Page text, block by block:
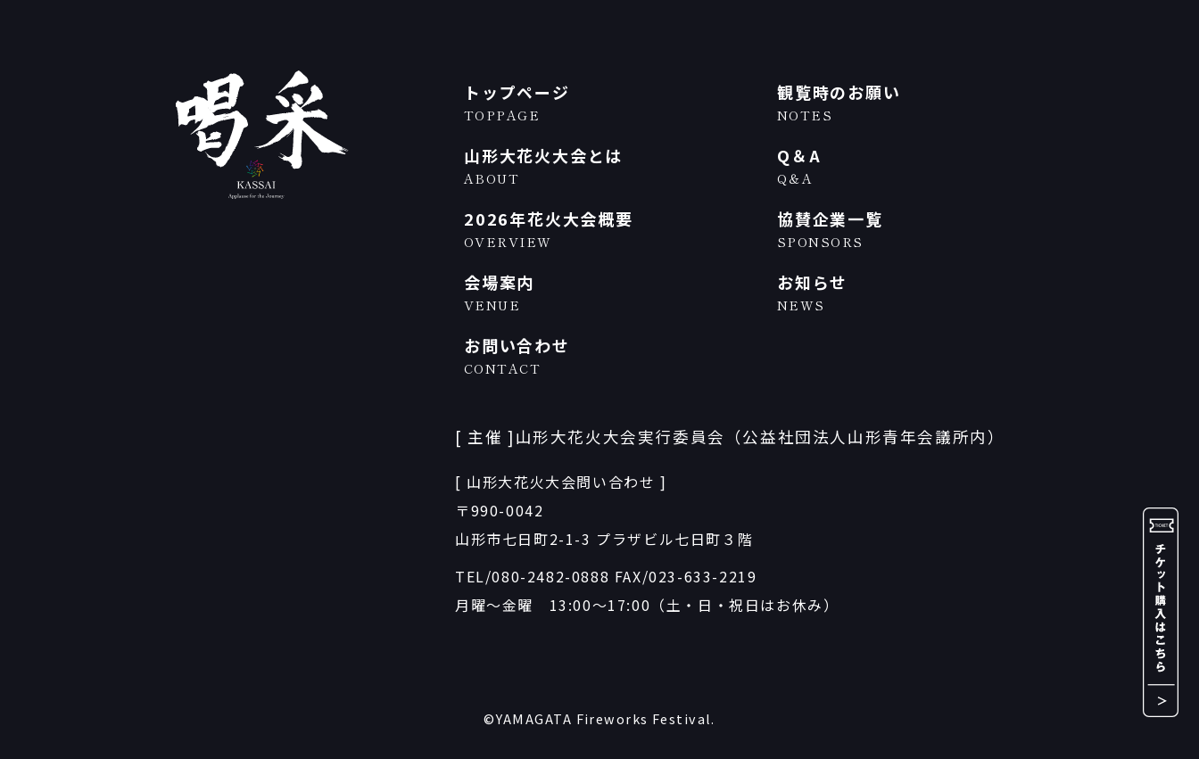
トップページ
TOPPAGE
観覧時のお願い
NOTES
山形大花火大会とは
ABOUT
Q＆A
Q＆A
2026年花火大会概要
OVERVIEW
協賛企業一覧
SPONSORS
会場案内
VENUE
お知らせ
NEWS
お問い合わせ
CONTACT
[ 主催 ]山形大花火大会実行委員会（公益社団法人山形青年会議所内）
[ 山形大花火大会問い合わせ ]
〒990-0042
山形市七日町2-1-3 プラザビル七日町３階
TEL/080-2482-0888 FAX/023-633-2219
月曜〜金曜 13:00〜17:00（土・日・祝日はお休み）
©YAMAGATA Fireworks Festival.